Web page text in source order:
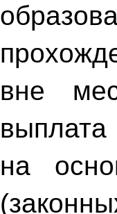
вне
на